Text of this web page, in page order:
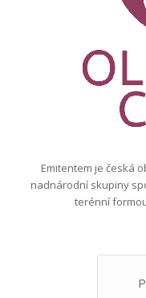
Emitentem je česká
nadnárodní skupiny
terénní